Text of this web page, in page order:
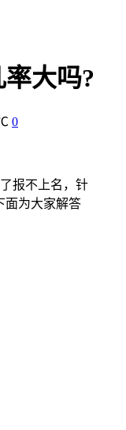
大吗?
0
报不上名，针
面为大家解答